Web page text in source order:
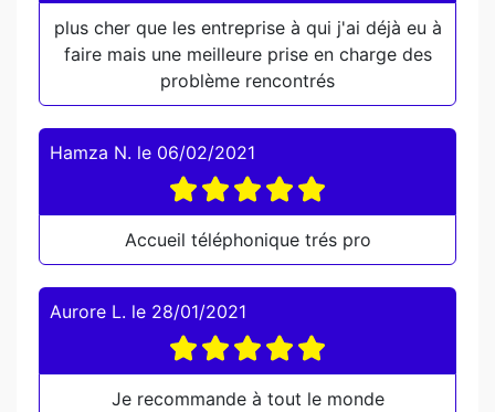
plus cher que les entreprise à qui j'ai déjà eu à
faire mais une meilleure prise en charge des
problème rencontrés
Hamza N. le 06/02/2021
Accueil téléphonique trés pro
Aurore L. le 28/01/2021
Je recommande à tout le monde